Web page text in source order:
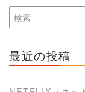
最近の投稿